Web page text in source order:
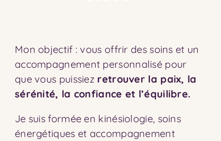
Mon objectif : vous offrir des soins et un
accompagnement personnalisé pour
que vous puissiez retrouver la paix, la
sérénité, la confiance et l’équilibre.
Je suis formée en kinésiologie, soins
énergétiques et accompagnement